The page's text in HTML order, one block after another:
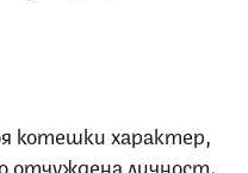
котешки характер,
отчуждена личност.